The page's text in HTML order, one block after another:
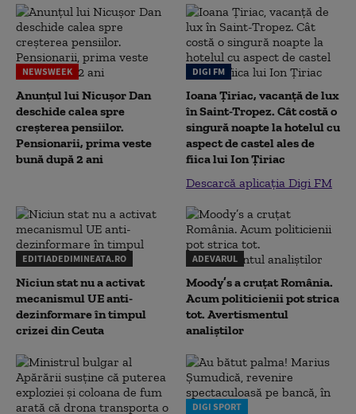
NEWSWEEK
Anunțul lui Nicușor Dan
deschide calea spre
creșterea pensiilor.
Pensionarii, prima veste
bună după 2 ani
DIGI FM
Ioana Țiriac, vacanță de lux
în Saint-Tropez. Cât costă o
singură noapte la hotelul cu
aspect de castel ales de
fiica lui Ion Țiriac
Descarcă aplicația Digi FM
EDITIADEDIMINEATA.RO
Niciun stat nu a activat
mecanismul UE anti-
dezinformare în timpul
crizei din Ceuta
ADEVARUL
Moody’s a cruțat România.
Acum politicienii pot strica
tot. Avertismentul
analiștilor
DIGI SPORT